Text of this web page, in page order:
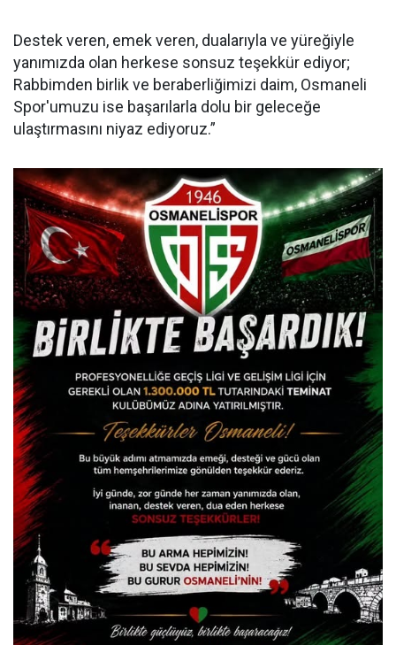
Destek veren, emek veren, dualarıyla ve yüreğiyle
yanımızda olan herkese sonsuz teşekkür ediyor;
Rabbimden birlik ve beraberliğimizi daim, Osmaneli
Spor'umuzu ise başarılarla dolu bir geleceğe
ulaştırmasını niyaz ediyoruz.”